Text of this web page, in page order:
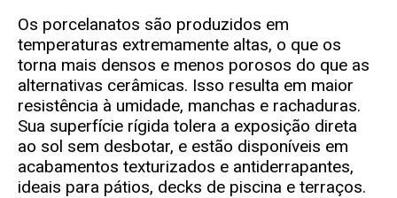
Os porcelanatos são produzidos em
temperaturas extremamente altas, o que os
torna mais densos e menos porosos do que as
alternativas cerâmicas. Isso resulta em maior
resistência à umidade, manchas e rachaduras.
Sua superfície rígida tolera a exposição direta
ao sol sem desbotar, e estão disponíveis em
acabamentos texturizados e antiderrapantes,
ideais para pátios, decks de piscina e terraços.